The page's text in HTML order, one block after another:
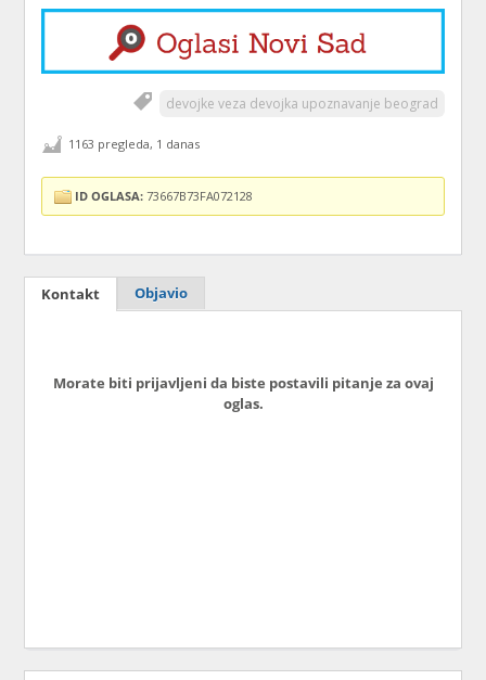
devojke veza devojka upoznavanje beograd
1163 pregleda, 1 danas
ID OGLASA: 73667B73FA072128
Kontakt Objavio
Morate biti prijavljeni da biste postavili pitanje za ovaj
oglas.